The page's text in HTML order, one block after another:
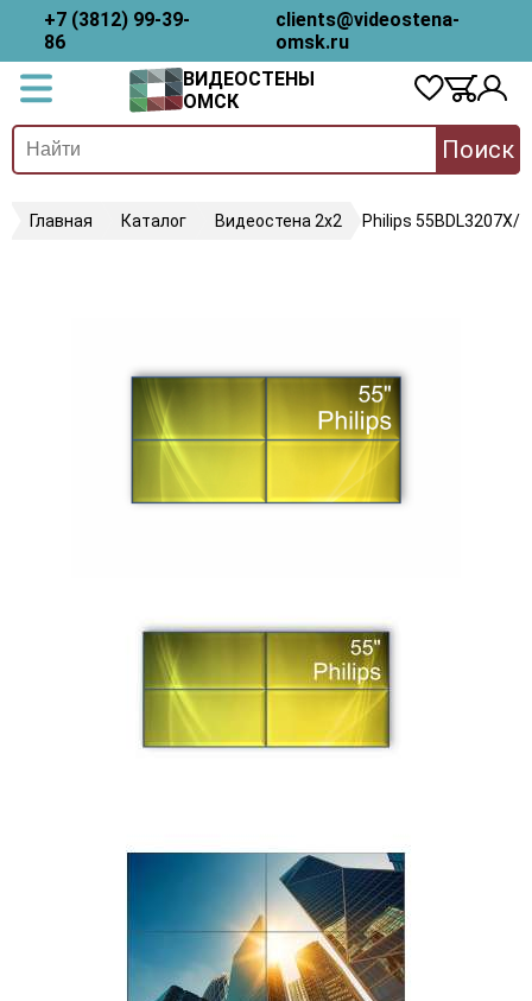
+7 (3812) 99-39-
86
clients@videostena-
omsk.ru
ВИДЕОСТЕНЫ
ОМСК
Поиск
Главная Каталог Видеостена 2x2 Philips 55BDL3207X/